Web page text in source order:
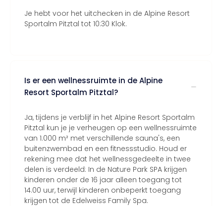
Je hebt voor het uitchecken in de Alpine Resort
Sportalm Pitztal tot 10:30 Klok.
Is er een wellnessruimte in de Alpine
Resort Sportalm Pitztal?
Ja, tijdens je verblijf in het Alpine Resort Sportalm
Pitztal kun je je verheugen op een wellnessruimte
van 1.000 m² met verschillende sauna's, een
buitenzwembad en een fitnessstudio. Houd er
rekening mee dat het wellnessgedeelte in twee
delen is verdeeld: In de Nature Park SPA krijgen
kinderen onder de 16 jaar alleen toegang tot
14.00 uur, terwijl kinderen onbeperkt toegang
krijgen tot de Edelweiss Family Spa.